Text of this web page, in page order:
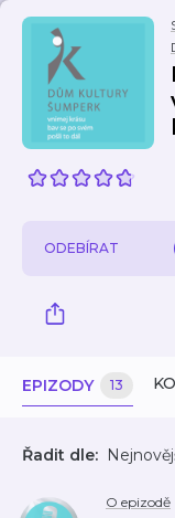
ODEBÍRAT
EPIZODY 13
Řadit dle:
O epizodě